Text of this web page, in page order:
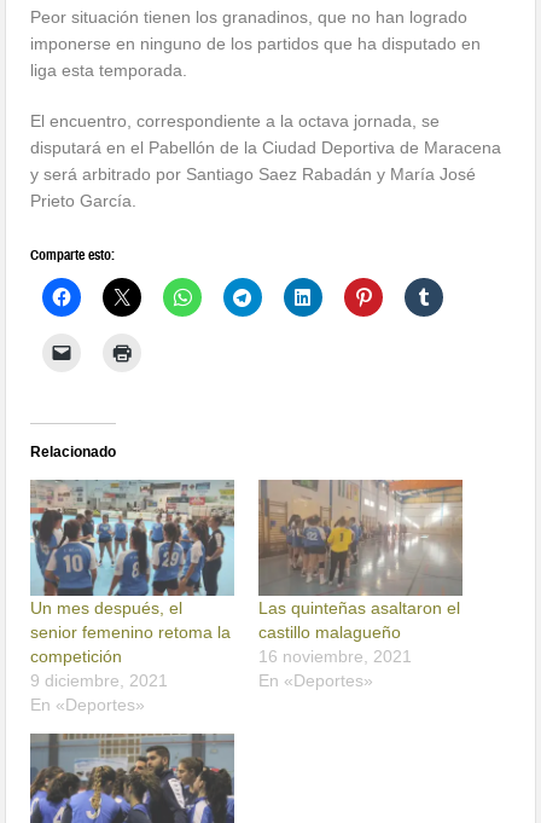
Peor situación tienen los granadinos, que no han logrado
imponerse en ninguno de los partidos que ha disputado en
liga esta temporada.
El encuentro, correspondiente a la octava jornada, se
disputará en el Pabellón de la Ciudad Deportiva de Maracena
y será arbitrado por Santiago Saez Rabadán y María José
Prieto García.
Comparte esto:
Relacionado
Un mes después, el
senior femenino retoma la
competición
9 diciembre, 2021
En «Deportes»
Las quinteñas asaltaron el
castillo malagueño
16 noviembre, 2021
En «Deportes»